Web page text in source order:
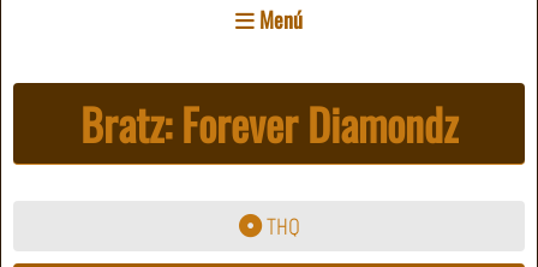
Menú
Bratz: Forever Diamondz
THQ